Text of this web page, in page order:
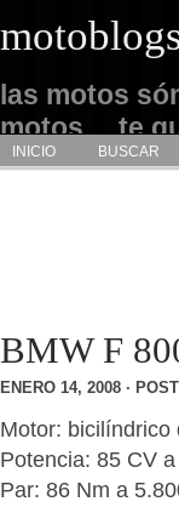
las motos
motos… te
admirarlas…
INICIO BUSCAR
BMW F
ENERO 14, 2008 ·
Motor: bicilíndrico
Potencia: 85 CV
Par: 86 Nm a